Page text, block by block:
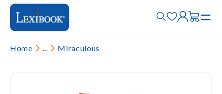
Home ... Miraculous